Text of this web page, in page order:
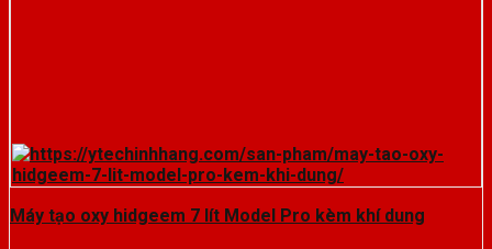
Máy tạo oxy hidgeem 7 lít Model Pro kèm khí dung